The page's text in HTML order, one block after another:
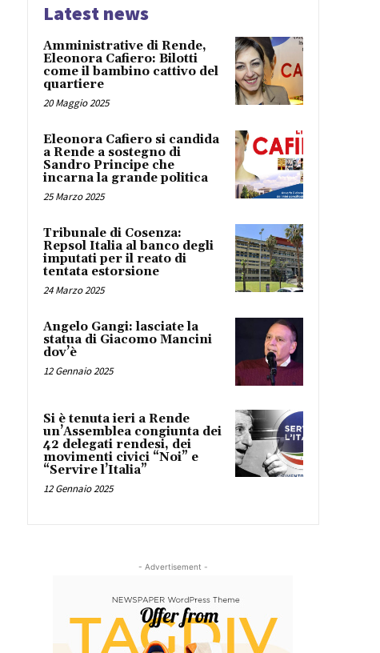
Latest news
Amministrative di Rende,
Eleonora Cafiero: Bilotti
come il bambino cattivo del
quartiere
20 Maggio 2025
Eleonora Cafiero si candida
a Rende a sostegno di
Sandro Principe che
incarna la grande politica
25 Marzo 2025
Tribunale di Cosenza:
Repsol Italia al banco degli
imputati per il reato di
tentata estorsione
24 Marzo 2025
Angelo Gangi: lasciate la
statua di Giacomo Mancini
dov’è
12 Gennaio 2025
Si è tenuta ieri a Rende
un’Assemblea congiunta dei
42 delegati rendesi, dei
movimenti civici “Noi” e
“Servire l’Italia”
12 Gennaio 2025
- Advertisement -